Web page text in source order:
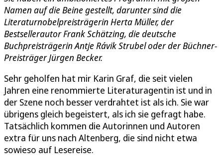
Namen auf die Beine gestellt, darunter sind die
Literaturnobelpreisträgerin Herta Müller, der
Bestsellerautor Frank Schätzing, die deutsche
Buchpreisträgerin Antje Rávik Strubel oder der Büchner-
Preisträger Jürgen Becker.
Sehr geholfen hat mir Karin Graf, die seit vielen
Jahren eine renommierte Literaturagentin ist und in
der Szene noch besser verdrahtet ist als ich. Sie war
übrigens gleich begeistert, als ich sie gefragt habe.
Tatsächlich kommen die Autorinnen und Autoren
extra für uns nach Altenberg, die sind nicht etwa
sowieso auf Lesereise.